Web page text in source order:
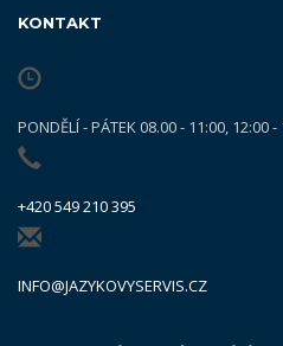
KONTAKT
PONDĚLÍ - PÁTEK 08.00 - 11:00, 12:00 -
+420 549 210 395
INFO@JAZYKOVYSERVIS.CZ